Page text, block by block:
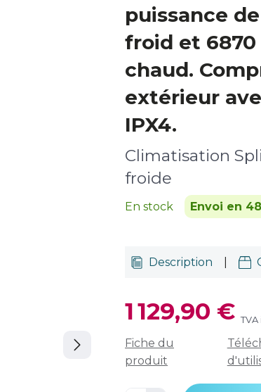
puissance
froid et
chaud.
extérieur
IPX4.
Climatisation
froide
En stock Envoi en
Description
1 129,90 €
Fiche du
produit